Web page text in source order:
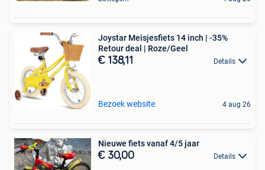
Joystar Meisjesfiets 14 inch | -35%
Retour deal | Roze/Geel
€ 138,11 Details
Bezoek website 4 aug 26
Nieuwe fiets vanaf 4/5 jaar
€ 30,00 Details